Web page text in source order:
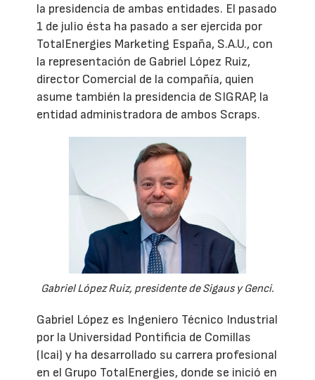
la presidencia de ambas entidades. El pasado
1 de julio ésta ha pasado a ser ejercida por
TotalEnergies Marketing España, S.A.U., con
la representación de Gabriel López Ruiz,
director Comercial de la compañía, quien
asume también la presidencia de SIGRAP, la
entidad administradora de ambos Scraps.
Gabriel López Ruiz, presidente de Sigaus y Genci.
Gabriel López es Ingeniero Técnico Industrial
por la Universidad Pontificia de Comillas
(Icai) y ha desarrollado su carrera profesional
en el Grupo TotalEnergies, donde se inició en